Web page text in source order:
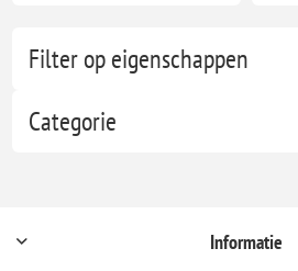
Filter op eigenschappen
Categorie
Informatie